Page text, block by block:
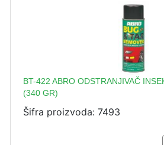
BT-422 ABRO ODSTRANJIVAČ
(340 GR)
Šifra proizvoda: 7493